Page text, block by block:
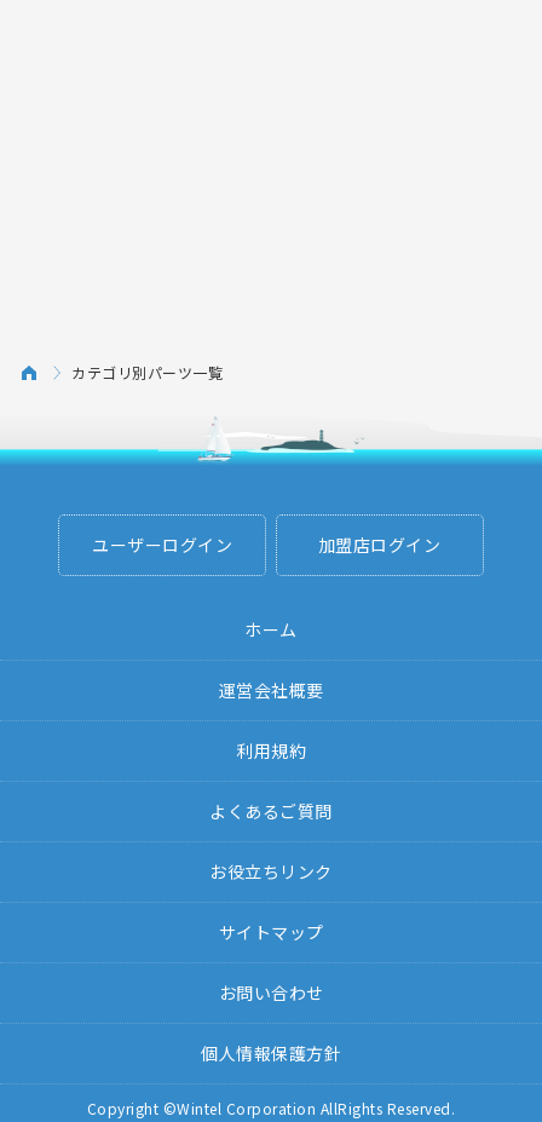
カテゴリ別パーツ一覧
ユーザーログイン 加盟店ログイン
ホーム
運営会社概要
利用規約
よくあるご質問
お役立ちリンク
サイトマップ
お問い合わせ
個人情報保護方針
Copyright ©Wintel Corporation AllRights Reserved.